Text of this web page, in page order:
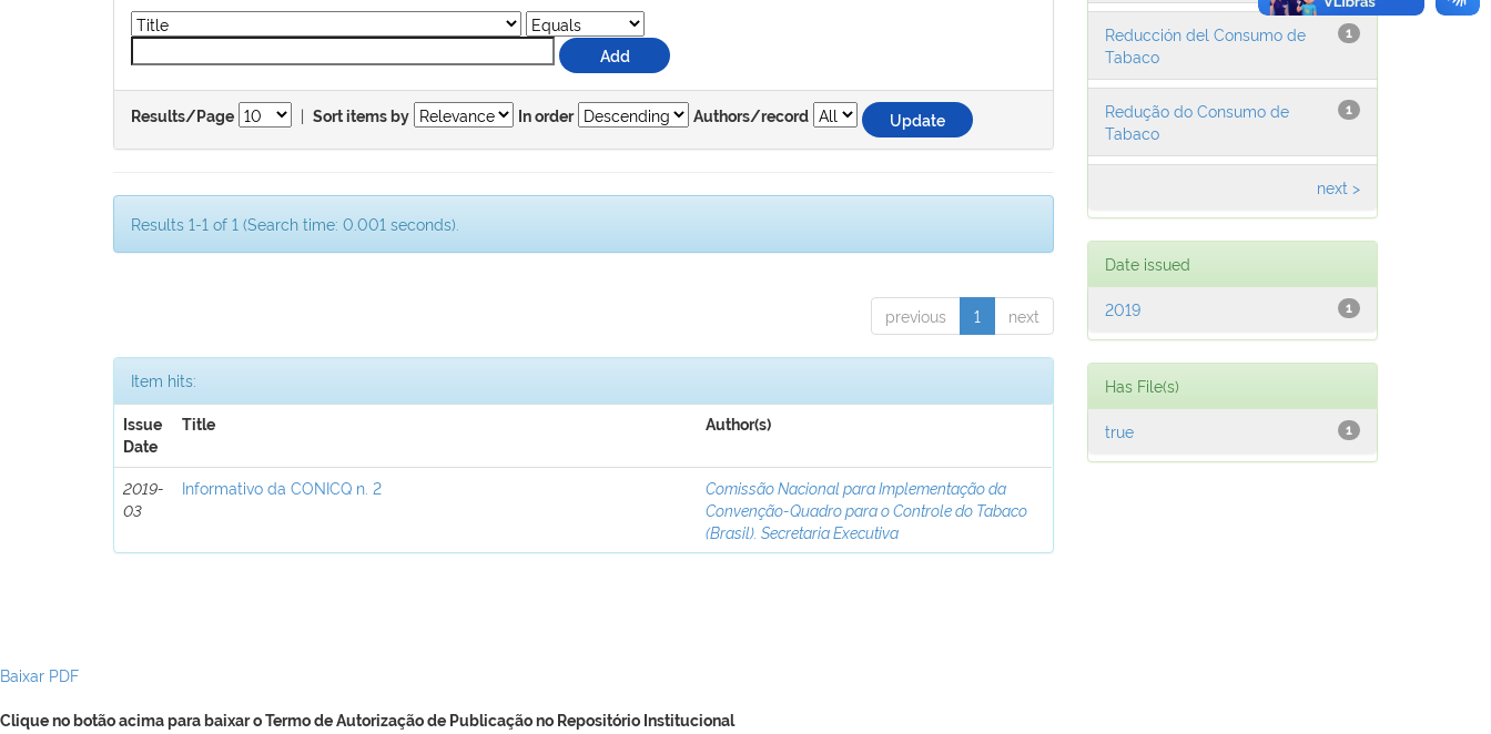
Results/Page | Sort items by In order Authors/record
Results 1-1 of 1 (Search time: 0.001 seconds).
previous 1 next
Item hits:
Issue
Date
Title Author(s)
2019-
03
Informativo da CONICQ n. 2
Comissão Nacional para Implementação da
Convenção-Quadro para o Controle do Tabaco
(Brasil). Secretaria Executiva
1
Reducción del Consumo de
Tabaco
1
Redução do Consumo de
Tabaco
next >
Date issued
1
2019
Has File(s)
1
true
Baixar PDF
Clique no botão acima para baixar o Termo de Autorização de Publicação no Repositório Institucional